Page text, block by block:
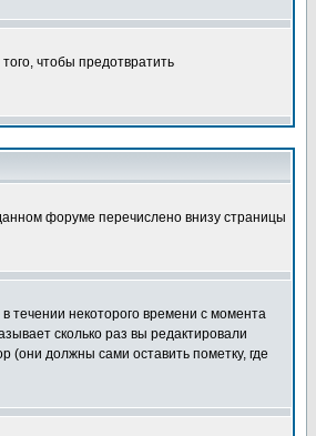
чтобы предотвратить
форуме перечислено внизу страницы
течении некоторого времени с момента
сколько раз вы редактировали
должны сами оставить пометку, где